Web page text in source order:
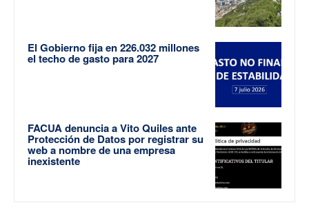
El Gobierno fija en 226.032 millones
el techo de gasto para 2027
FACUA denuncia a Vito Quiles ante
Protección de Datos por registrar su
web a nombre de una empresa
inexistente